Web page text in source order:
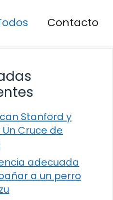
Contacto
Stanford y
Un Cruce de
adecuada
a un perro